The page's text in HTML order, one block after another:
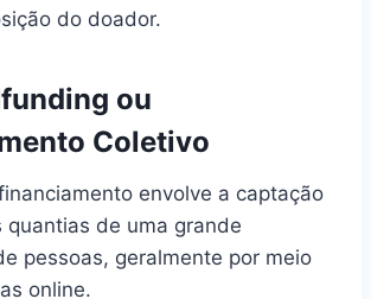
do doador.
ou
Coletivo
envolve a captação
quantias de uma grande
pessoas, geralmente por meio
online.